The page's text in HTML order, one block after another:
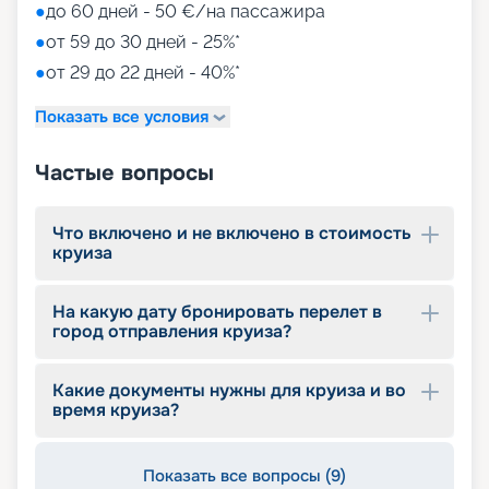
• игровые зоны от LEGO;
• детский клуб Chicco.
Путешествуйте с
«Круиз.онлайн»
Наша компания предлагает купить путевки на
круизы MSC World Europa не выходя из дома. На
информацию для выбора тура: расписание
круизов на 2026 - 2027 г., характеристики
Опытные специалисты с удовольствием
проконсультируют вас, помогут с оформлением
оказывать информационную поддержку на
протяжении круиза. Бронируйте путевки и
отправляйтесь в сказочное путешествие на
●до 60 дней - 50 €/на пассажира
●от 59 до 30 дней - 25%*
●от 29 до 22 дней - 40%*
Показать все условия
Частые вопросы
Что включено и не включено в стоимость
круиза
На какую дату бронировать перелет в
город отправления круиза?
Какие документы нужны для круиза и во
время круиза?
Показать все вопросы (9)